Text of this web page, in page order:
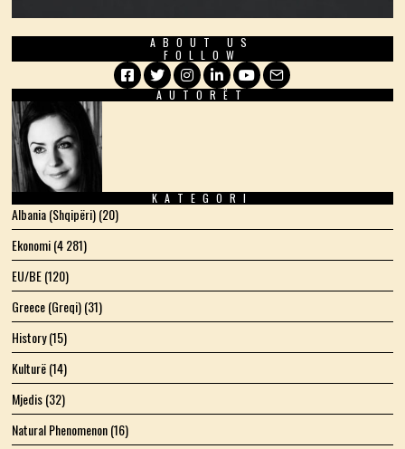
ABOUT US
FOLLOW
Facebook
TwitterInstagram
LinkedIn
YouTube
Email
AUTORËT
KATEGORI
Albania (Shqipëri)(20)
Ekonomi(4 281)
EU/BE(120)
Greece (Greqi)(31)
History(15)
Kulturë(14)
Mjedis(32)
Natural Phenomenon(16)